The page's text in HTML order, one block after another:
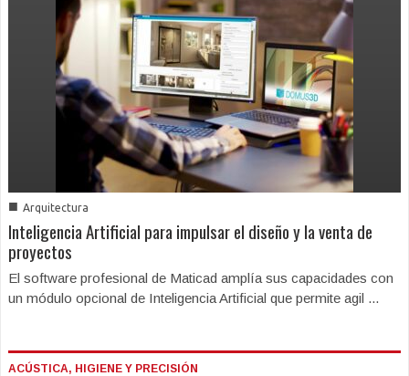
■ Arquitectura
Inteligencia Artificial para impulsar el diseño y la venta de
proyectos
El software profesional de Maticad amplía sus capacidades con
un módulo opcional de Inteligencia Artificial que permite agil ...
ACÚSTICA, HIGIENE Y PRECISIÓN